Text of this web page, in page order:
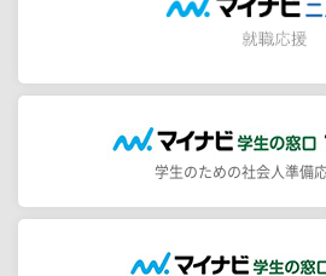
学生のための社会人準備